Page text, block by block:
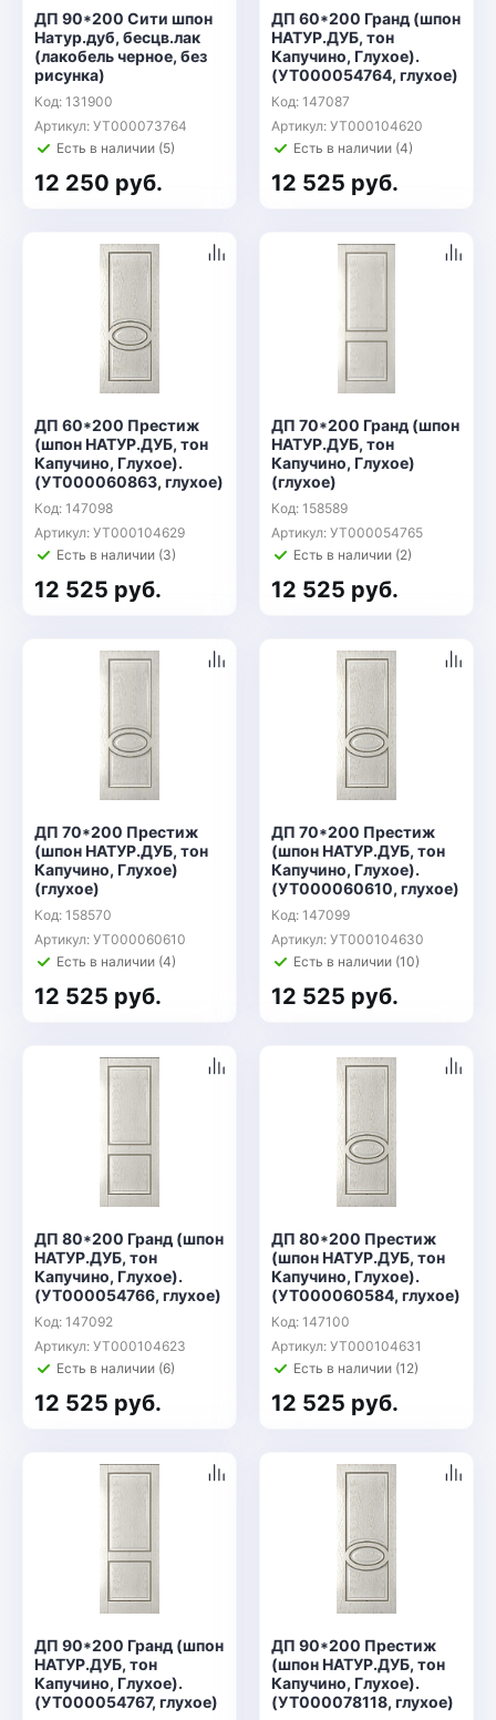
ДП 90*200 Сити шпон
Натур.дуб, бесцв.лак
(лакобель черное, без
рисунка)
Код: 131900
Артикул: УТ000073764
Есть в наличии (5)
12 250 руб.
ДП 60*200 Гранд (шпон
НАТУР.ДУБ, тон
Капучино, Глухое).
(УТ000054764, глухое)
Код: 147087
Артикул: УТ000104620
Есть в наличии (4)
12 525 руб.
ДП 60*200 Престиж
(шпон НАТУР.ДУБ, тон
Капучино, Глухое).
(УТ000060863, глухое)
Код: 147098
Артикул: УТ000104629
Есть в наличии (3)
12 525 руб.
ДП 70*200 Гранд (шпон
НАТУР.ДУБ, тон
Капучино, Глухое)
(глухое)
Код: 158589
Артикул: УТ000054765
Есть в наличии (2)
12 525 руб.
ДП 70*200 Престиж
(шпон НАТУР.ДУБ, тон
Капучино, Глухое)
(глухое)
Код: 158570
Артикул: УТ000060610
Есть в наличии (4)
12 525 руб.
ДП 70*200 Престиж
(шпон НАТУР.ДУБ, тон
Капучино, Глухое).
(УТ000060610, глухое)
Код: 147099
Артикул: УТ000104630
Есть в наличии (10)
12 525 руб.
ДП 80*200 Гранд (шпон
НАТУР.ДУБ, тон
Капучино, Глухое).
(УТ000054766, глухое)
Код: 147092
Артикул: УТ000104623
Есть в наличии (6)
12 525 руб.
ДП 80*200 Престиж
(шпон НАТУР.ДУБ, тон
Капучино, Глухое).
(УТ000060584, глухое)
Код: 147100
Артикул: УТ000104631
Есть в наличии (12)
12 525 руб.
ДП 90*200 Гранд (шпон
НАТУР.ДУБ, тон
Капучино, Глухое).
(УТ000054767, глухое)
ДП 90*200 Престиж
(шпон НАТУР.ДУБ, тон
Капучино, Глухое).
(УТ000078118, глухое)